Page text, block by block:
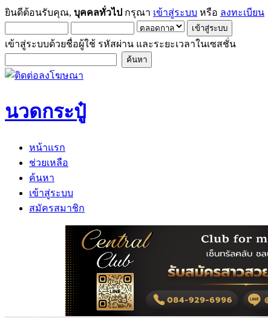
ยินดีต้อนรับคุณ, บุคคลทั่วไป กรุณา เข้าสู่ระบบ หรือ ลงทะเบียน
เข้าสู่ระบบด้วยชื่อผู้ใช้ รหัสผ่าน และระยะเวลาในเซสชั่น
นวดกระปู๋
หน้าแรก
ช่วยเหลือ
ค้นหา
เข้าสู่ระบบ
สมัครสมาชิก